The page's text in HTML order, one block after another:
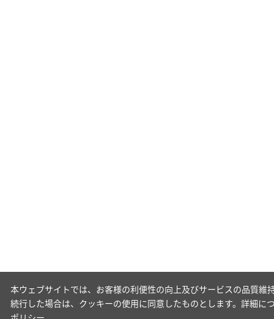
本ウェブサイトでは、お客様の利便性の向上及びサービスの品質
続行した場合は、クッキーの使用に同意したものとします。詳細